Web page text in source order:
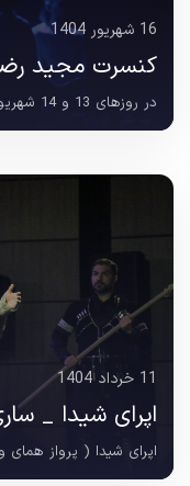
16 شهریور 1404
کنسرت مجید رضوی
11 خرداد 1404
اپرای شیدا _ ساری